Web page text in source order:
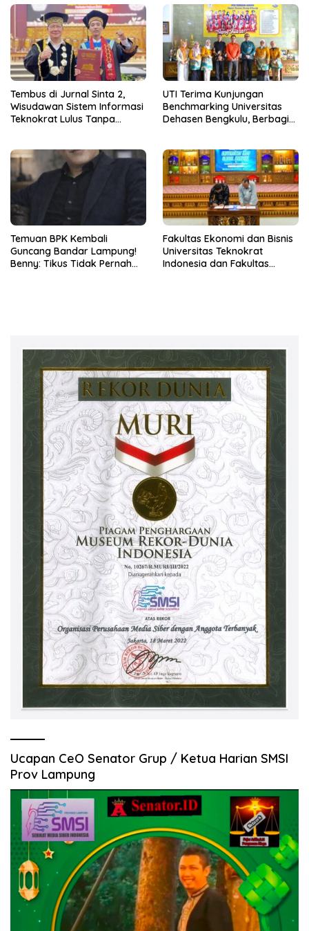
Tembus di Jurnal Sinta 2,
Wisudawan Sistem Informasi
Teknokrat Lulus Tanpa
UTI Terima Kunjungan
Benchmarking Universitas
Dehasen Bengkulu, Berbagi
Temuan BPK Kembali
Guncang Bandar Lampung!
Benny: Tikus Tidak Pernah
Fakultas Ekonomi dan Bisnis
Universitas Teknokrat
Indonesia dan Fakultas
Ucapan CeO Senator Grup / Ketua Harian SMSI
Prov Lampung